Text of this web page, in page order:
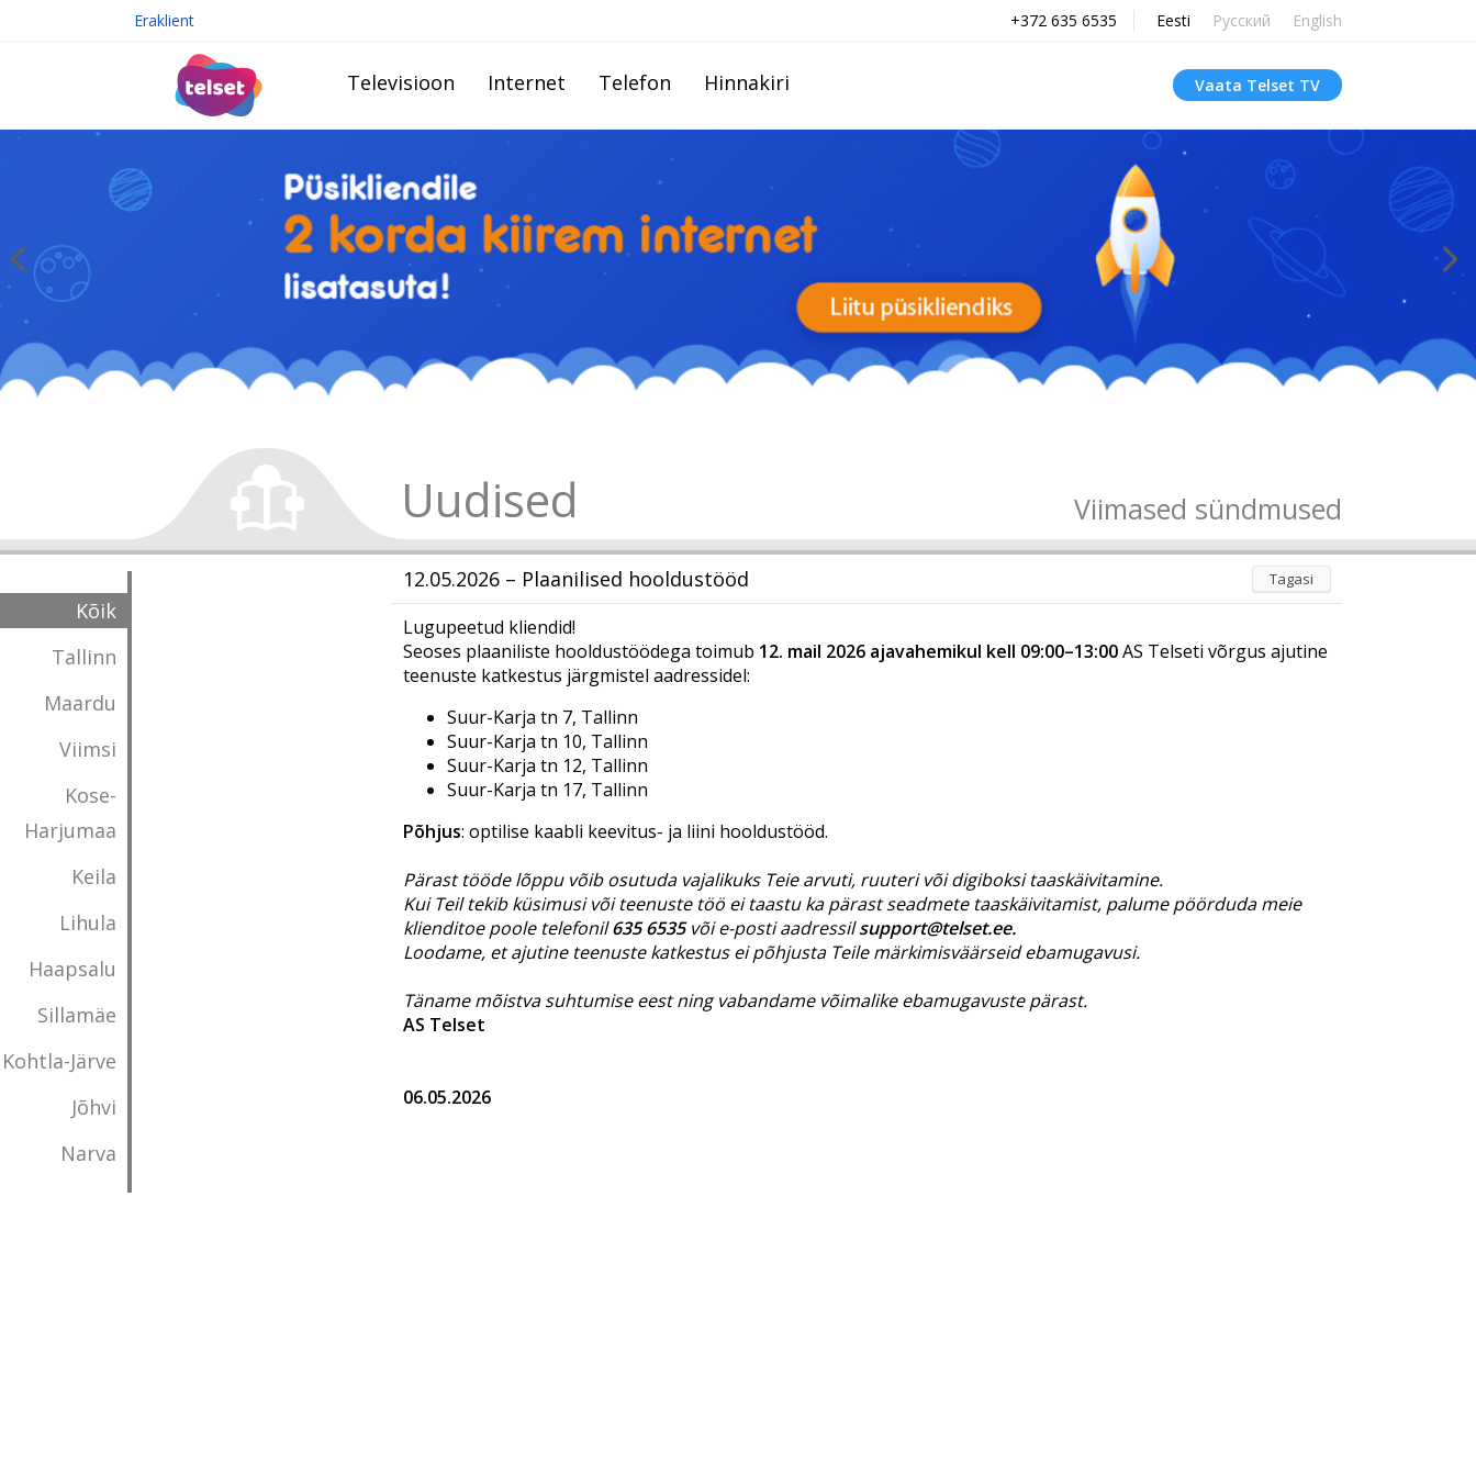
Eraklient +372 635 6535 Eesti Русский English
Televisioon Internet Telefon Hinnakiri Vaata Telset TV
Uudised Viimased sündmused
Kõik
Tallinn
Maardu
Viimsi
Kose-
Harjumaa
Keila
Lihula
Haapsalu
Sillamäe
Kohtla-Järve
Jõhvi
Narva
12.05.2026 – Plaanilised hooldustööd Tagasi
Lugupeetud kliendid!
Seoses plaaniliste hooldustöödega toimub 12. mail 2026 ajavahemikul kell 09:00–13:00AS Telseti võrgus ajutine
teenuste katkestus järgmistel aadressidel:
Suur-Karja tn 7, Tallinn
Suur-Karja tn 10, Tallinn
Suur-Karja tn 12, Tallinn
Suur-Karja tn 17, Tallinn
Põhjus: optilise kaabli keevitus- ja liini hooldustööd.
Pärast tööde lõppu võib osutuda vajalikuks Teie arvuti, ruuteri või digiboksi taaskäivitamine.
Kui Teil tekib küsimusi või teenuste töö ei taastu ka pärast seadmete taaskäivitamist, palume pöörduda meie
klienditoe poole telefonil635 6535või e-posti aadressilsupport@telset.ee.
Loodame, et ajutine teenuste katkestus ei põhjusta Teile märkimisväärseid ebamugavusi.
Täname mõistva suhtumise eest ning vabandame võimalike ebamugavuste pärast.
AS Telset
06.05.2026